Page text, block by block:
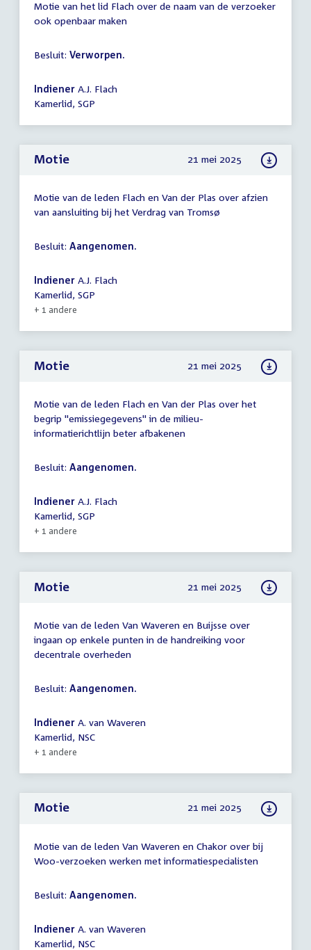
Motie van het lid Flach over de naam van de verzoeker
ook openbaar maken
Besluit: Verworpen.
Indiener A.J. Flach
Kamerlid, SGP
Motie 21 mei 2025
Motie van de leden Flach en Van der Plas over afzien
van aansluiting bij het Verdrag van Tromsø
Besluit: Aangenomen.
Indiener A.J. Flach
Kamerlid, SGP
+ 1 andere
Motie 21 mei 2025
Motie van de leden Flach en Van der Plas over het
begrip "emissiegegevens" in de milieu-
informatierichtlijn beter afbakenen
Besluit: Aangenomen.
Indiener A.J. Flach
Kamerlid, SGP
+ 1 andere
Motie 21 mei 2025
Motie van de leden Van Waveren en Buijsse over
ingaan op enkele punten in de handreiking voor
decentrale overheden
Besluit: Aangenomen.
Indiener A. van Waveren
Kamerlid, NSC
+ 1 andere
Motie 21 mei 2025
Motie van de leden Van Waveren en Chakor over bij
Woo-verzoeken werken met informatiespecialisten
Besluit: Aangenomen.
Indiener A. van Waveren
Kamerlid, NSC